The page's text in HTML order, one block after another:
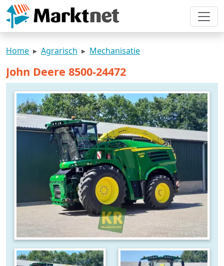
Home Agrarisch Mechanisatie
John Deere 8500-24472